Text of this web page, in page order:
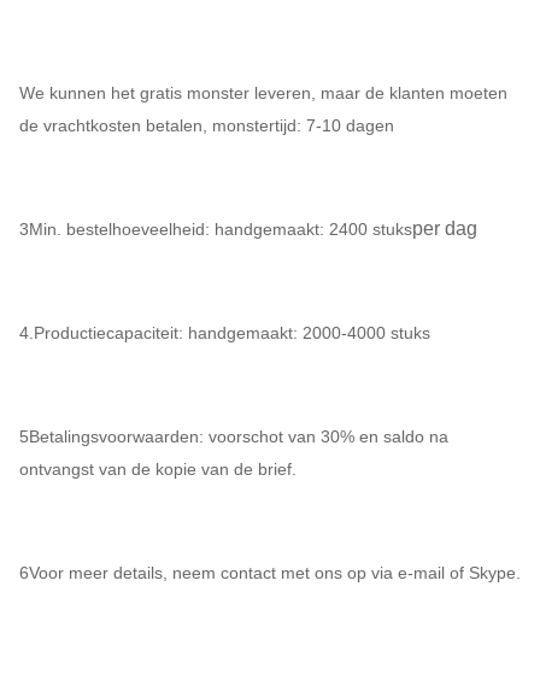
We kunnen het gratis monster leveren, maar de klanten moeten
de vrachtkosten betalen, monstertijd: 7-10 dagen
3Min. bestelhoeveelheid: handgemaakt: 2400 stuksper dag
4.Productiecapaciteit: handgemaakt: 2000-4000 stuks
5Betalingsvoorwaarden: voorschot van 30% en saldo na
ontvangst van de kopie van de brief.
6Voor meer details, neem contact met ons op via e-mail of Skype.